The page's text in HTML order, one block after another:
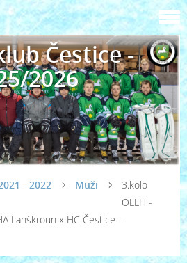
Čestice -
2026
- 2022
Muži
3.kolo
OLLH -
Lanškroun x HC Čestice -